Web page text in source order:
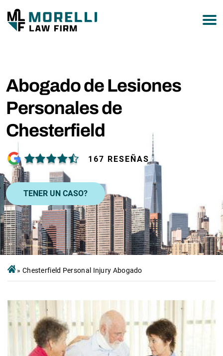
Abogado de Lesiones
Personales de
Chesterfield
167 RESEÑAS
TENER UN CASO?
» Chesterfield Personal Injury Abogado